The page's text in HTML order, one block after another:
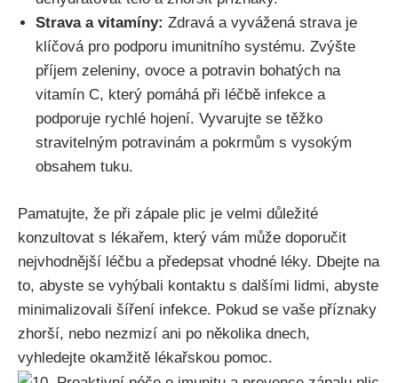
Strava ‍a vitamíny: Zdravá‌ a vyvážená‍ strava‌ je
klíčová ​pro podporu ⁢imunitního systému. Zvýšte
příjem zeleniny, ovoce a potravin bohatých na
vitamín ⁢C, ‍který pomáhá při⁢ léčbě infekce a
‌podporuje rychlé hojení. Vyvarujte se těžko
stravitelným potravinám a ⁢pokrmům s vysokým
‍obsahem​ tuku.
Pamatujte, že při zápale plic je velmi důležité
konzultovat s lékařem, který ⁢vám může doporučit
nejvhodnější​ léčbu a předepsat vhodné léky. Dbejte na
to,⁣ abyste se vyhýbali‍ kontaktu s dalšími lidmi, abyste‍
minimalizovali šíření infekce. Pokud se vaše příznaky
zhorší, nebo ⁣nezmizí ani po několika dnech,
vyhledejte okamžitě lékařskou pomoc.